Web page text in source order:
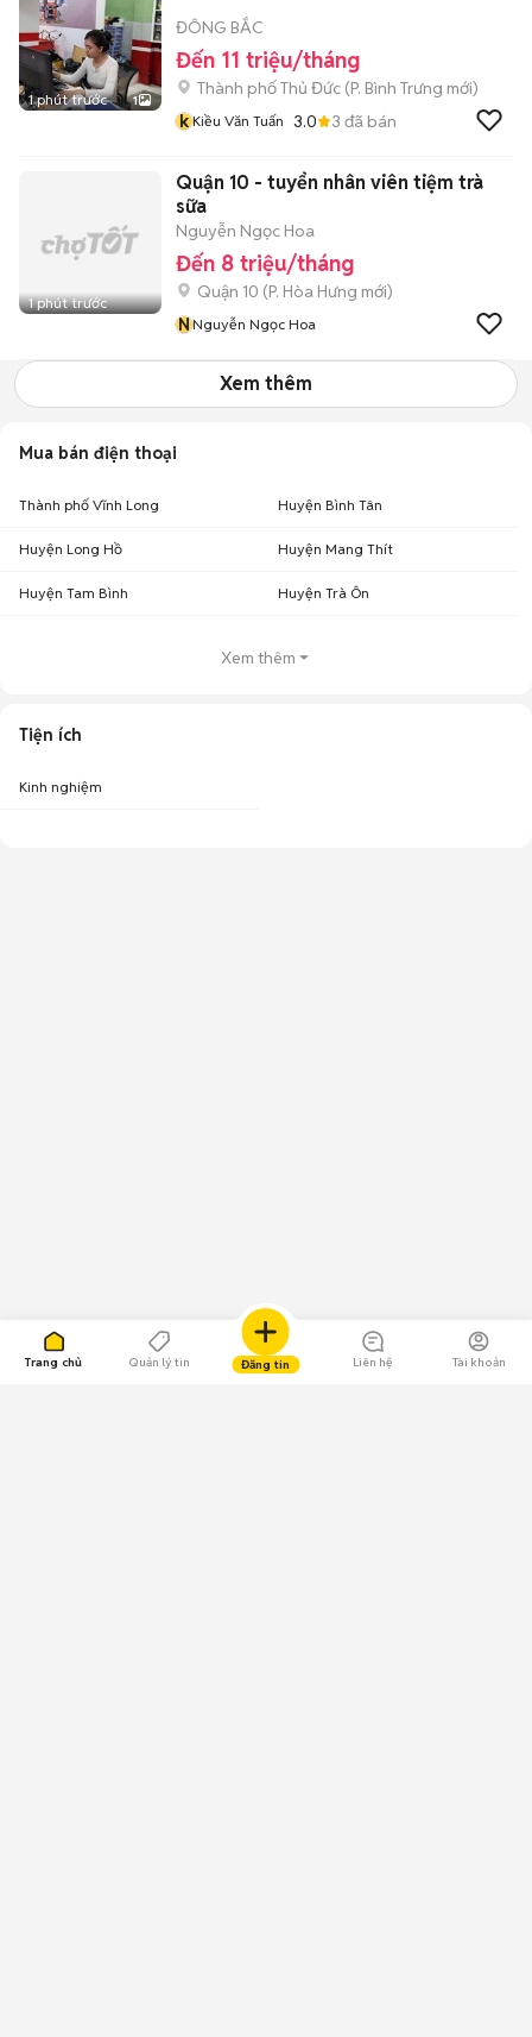
Trang chủ Quản lý tin Đăng tin Liên hệ Tài khoản
1 phút trước 1
ĐÔNG BẮC
Đến 11 triệu/tháng
Thành phố Thủ Đức (P. Bình Trưng mới)
k Kiều Văn Tuấn 3.0 3 đã bán
1 phút trước
Quận 10 - tuyển nhân viên tiệm trà
sữa
Nguyễn Ngọc Hoa
Đến 8 triệu/tháng
Quận 10 (P. Hòa Hưng mới)
NNguyễn Ngọc Hoa
Xem thêm
Mua bán điện thoại
Thành phố Vĩnh Long Huyện Bình Tân
Huyện Long Hồ Huyện Mang Thít
Huyện Tam Bình Huyện Trà Ôn
Xem thêm
Tiện ích
Kinh nghiệm